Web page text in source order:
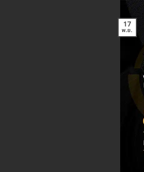
17
พ.ย.